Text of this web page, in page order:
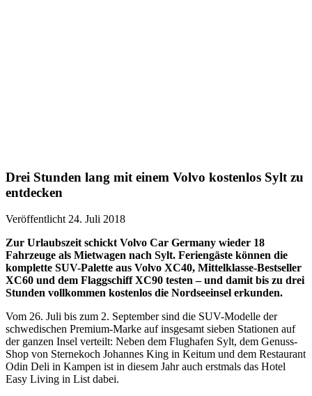
Drei Stunden lang mit einem Volvo kostenlos Sylt zu
entdecken
Veröffentlicht 24. Juli 2018
Zur Urlaubszeit schickt Volvo Car Germany wieder 18
Fahrzeuge als Mietwagen nach Sylt. Feriengäste können die
komplette SUV-Palette aus Volvo XC40, Mittelklasse-Bestseller
XC60 und dem Flaggschiff XC90 testen – und damit bis zu drei
Stunden vollkommen kostenlos die Nordseeinsel erkunden.
Vom 26. Juli bis zum 2. September sind die SUV-Modelle der
schwedischen Premium-Marke auf insgesamt sieben Stationen auf
der ganzen Insel verteilt: Neben dem Flughafen Sylt, dem Genuss-
Shop von Sternekoch Johannes King in Keitum und dem Restaurant
Odin Deli in Kampen ist in diesem Jahr auch erstmals das Hotel
Easy Living in List dabei.